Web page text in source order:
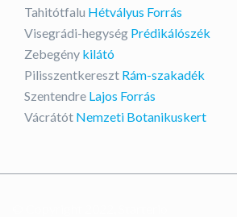
Tahitótfalu Hétvályus Forrás
Visegrádi-hegység Prédikálószék
Zebegény kilátó
Pilisszentkereszt Rám-szakadék
Szentendre Lajos Forrás
Vácrátót Nemzeti Botanikuskert